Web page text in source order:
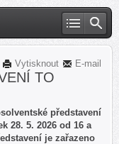
E-mail
Vytisknout
TO
představení
28. 5. 2026 od 16 a
je zařazeno